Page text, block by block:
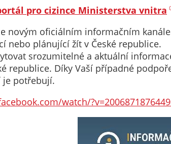
pro cizince Ministerstva vnitra
novým oficiálním informačním
nebo plánující žít v České republice.
srozumitelné a aktuální
republice. Díky Vaší případné
je potřebují.
watch/